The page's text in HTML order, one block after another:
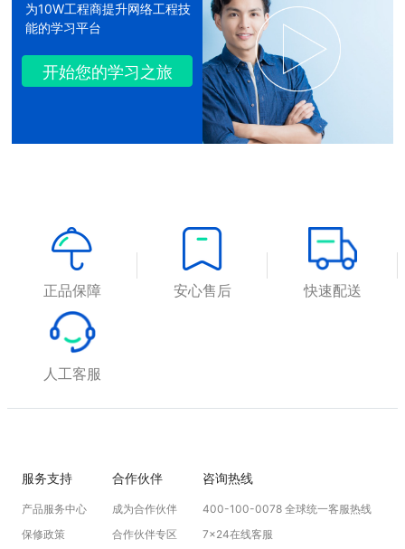
为10W工程商提升网络工程技
能的学习平台
开始您的学习之旅
正品保障 安心售后 快速配送
人工客服
服务支持
产品服务中心
保修政策
合作伙伴
成为合作伙伴
合作伙伴专区
咨询热线
400-100-0078 全球统一客服热线
7x24在线客服